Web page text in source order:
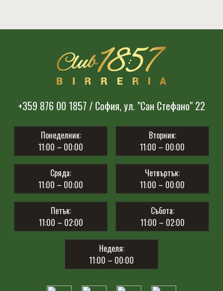
+359 876 00 1857 / София, ул. "Сан Стефано" 22
Понеделник:
11:00 – 00:00
Вторник:
11:00 – 00:00
Сряда:
11:00 – 00:00
Четвъртък:
11:00 – 00:00
Петък:
11:00 – 02:00
Събота:
11:00 – 02:00
Неделя:
11:00 – 00:00